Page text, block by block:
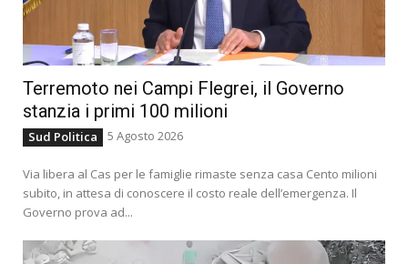
Terremoto nei Campi Flegrei, il Governo
stanzia i primi 100 milioni
Sud Politica 5 Agosto 2026
Via libera al Cas per le famiglie rimaste senza casa Cento milioni
subito, in attesa di conoscere il costo reale dell’emergenza. Il
Governo prova ad...